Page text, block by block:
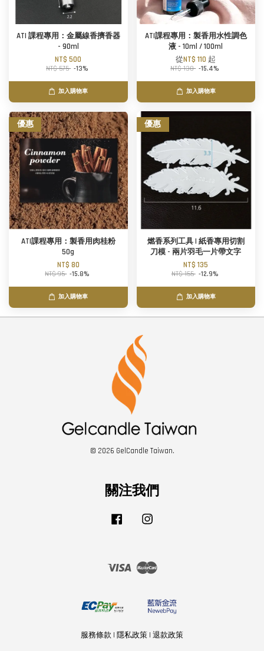
ATI 課程專用：金屬線香擠香器
- 90ml
NT$ 500
NT$ 575 -13%
加入購物車
ATI課程專用：製香用水性調色
液 - 10ml / 100ml
從NT$ 110 起
NT$ 130 -15.4%
加入購物車
優惠
ATI課程專用：製香用肉桂粉
50g
NT$ 80
NT$ 95 -15.8%
加入購物車
優惠
燃香系列工具 | 紙香專用切割
刀模 - 兩片羽毛一片帶文字
NT$ 135
NT$ 155 -12.9%
加入購物車
© 2026 GelCandle Taiwan.
關注我們
Facebook
Visa Master
服務條款 | 隱私政策 | 退款政策